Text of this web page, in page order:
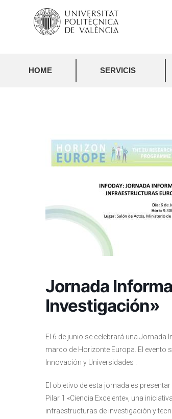
HOME SERVICIS
Jornada
Investigación»
El 6 de junio se celebrará una Jornada
marco de Horizonte Europa. El evento
Innovación y Universidades .
El objetivo de esta jornada es
Pilar 1 «Ciencia Excelente», una
infraestructuras de investigación y